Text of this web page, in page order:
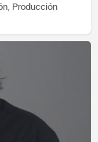
Producción